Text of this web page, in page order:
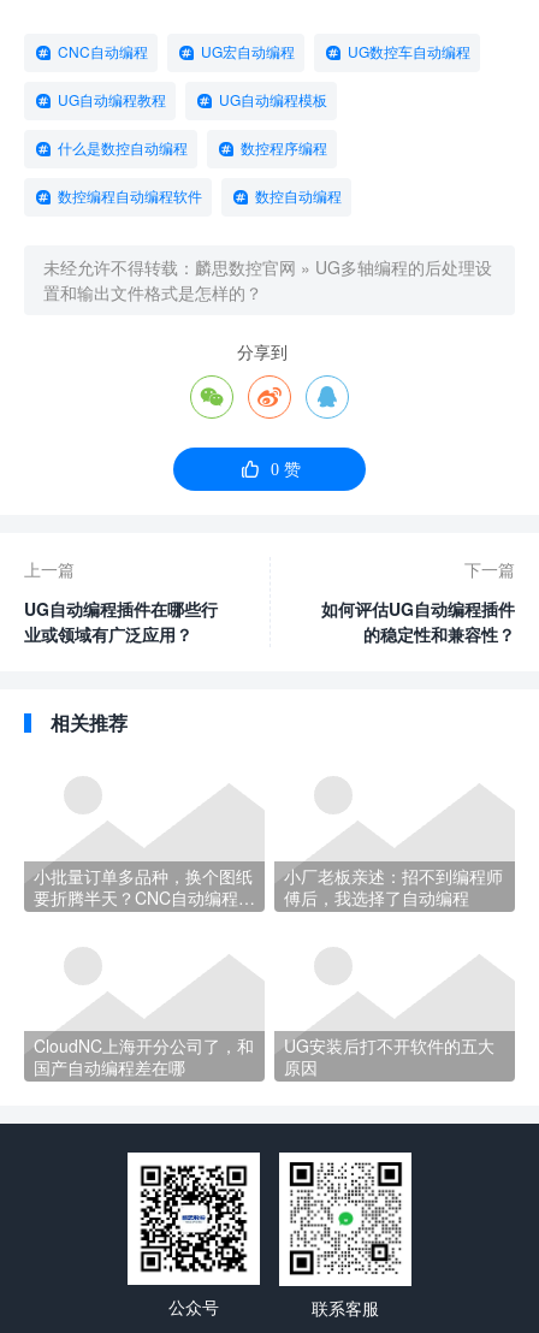
CNC自动编程 UG宏自动编程 UG数控车自动编程
UG自动编程教程 UG自动编程模板
什么是数控自动编程 数控程序编程
数控编程自动编程软件 数控自动编程
未经允许不得转载： 麟思数控官网 » UG多轴编程的后处理设
置和输出文件格式是怎样的？
分享到
  
 0赞
上一篇
UG自动编程插件在哪些行
业或领域有广泛应用？
下一篇
如何评估UG自动编程插件
的稳定性和兼容性？
相关推荐
小批量订单多品种，换个图纸
要折腾半天？CNC自动编程帮
小厂老板亲述：招不到编程师
傅后，我选择了自动编程
CloudNC上海开分公司了，和
国产自动编程差在哪
UG安装后打不开软件的五大
原因
公众号 联系客服